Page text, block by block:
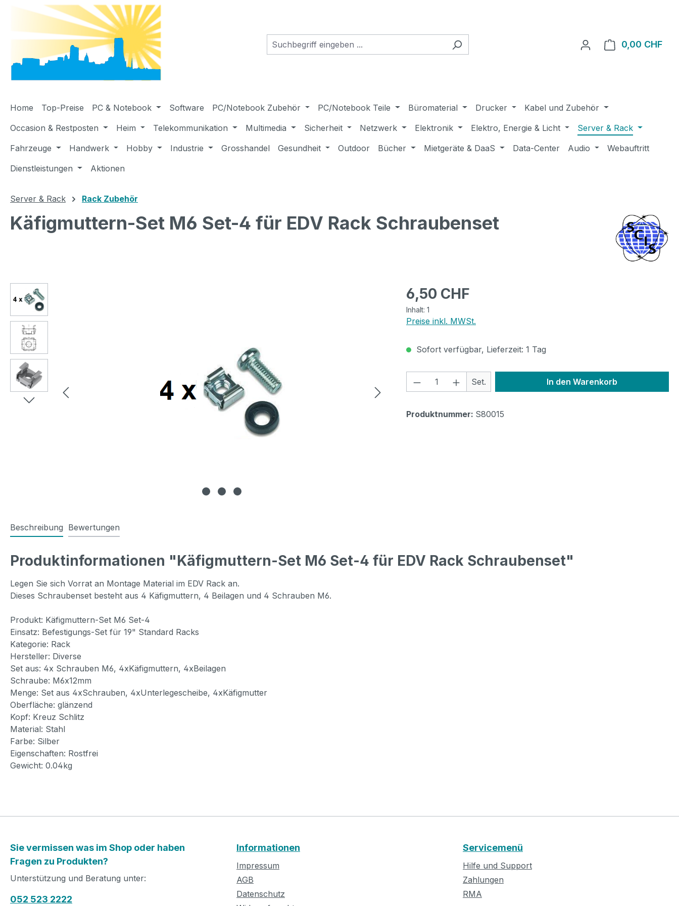
Hauptinhalt springen
Zur Suche springen
Zur Hauptnavigation springen
0,00 CHF
Home Top-Preise PC & Notebook Software PC/Notebook Zubehör PC/Notebook Teile Büromaterial Drucker
Kabel und Zubehör
Occasion & Restposten
Heim Telekommunikation Multimedia Sicherheit Netzwerk Elektronik Elektro, Energie & Licht
Server & Rack
Fahrzeuge
Handwerk Hobby Industrie Grosshandel Gesundheit Outdoor Bücher Mietgeräte & DaaS Data-Center Audio
Webauftritt
Dienstleistungen
Aktionen
Server & Rack Rack Zubehör
Käfigmuttern-Set M6 Set-4 für EDV Rack Schraubenset
Bildergalerie überspringen Regulärer Preis:
6,50 CHF
Inhalt: 1
Preise inkl. MWSt.
Sofort verfügbar, Lieferzeit: 1 Tag
Produkt Anzahl: Gib den gewünschten Wert
Set. In den Warenkorb
Produktnummer: S80015
Beschreibung Bewertungen
Produktinformationen "Käfigmuttern-Set M6 Set-4 für EDV Rack Schraubenset"
Legen Sie sich Vorrat an Montage Material im EDV Rack an.
Dieses Schraubenset besteht aus 4 Käfigmuttern, 4 Beilagen und 4 Schrauben M6.
Produkt: Käfigmuttern-Set M6 Set-4
Einsatz: Befestigungs-Set für 19" Standard Racks
Kategorie: Rack
Hersteller: Diverse
Set aus: 4x Schrauben M6, 4xKäfigmuttern, 4xBeilagen
Schraube: M6x12mm
Menge: Set aus 4xSchrauben, 4xUnterlegescheibe, 4xKäfigmutter
Oberfläche: glänzend
Kopf: Kreuz Schlitz
Material: Stahl
Farbe: Silber
Eigenschaften: Rostfrei
Gewicht: 0.04kg
Sie vermissen was im Shop oder haben
Fragen zu Produkten?
Unterstützung und Beratung unter:
052 523 2222
Informationen
Impressum
AGB
Datenschutz
Servicemenü
Hilfe und Support
Zahlungen
RMA